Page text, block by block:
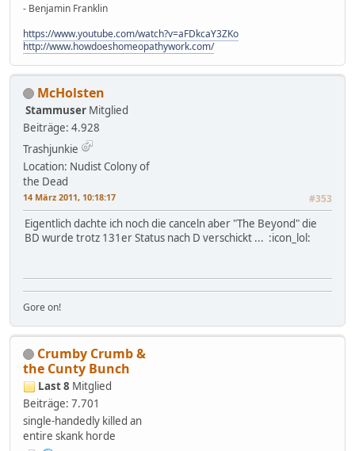
- Benjamin Franklin
https://www.youtube.com/watch?v=aFDkcaY3ZKo
http://www.howdoeshomeopathywork.com/
McHolsten
Stammuser Mitglied
Beiträge: 4.928
Trashjunkie
Location: Nudist Colony of
the Dead
14 März 2011, 10:18:17 #353
Eigentlich dachte ich noch die canceln aber "The Beyond" die
BD wurde trotz 131er Status nach D verschickt ... :icon_lol:
Gore on!
Crumby Crumb &
the Cunty Bunch
Last 8 Mitglied
Beiträge: 7.701
single-handedly killed an
entire skank horde